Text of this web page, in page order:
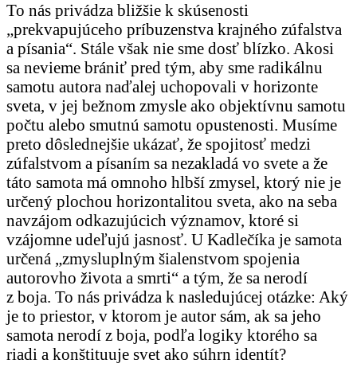
To nás privádza bližšie k skúsenosti
„prekvapujúceho príbuzenstva krajného zúfalstva
a písania“. Stále však nie sme dosť blízko. Akosi
sa nevieme brániť pred tým, aby sme radikálnu
samotu autora naďalej uchopovali v horizonte
sveta, v jej bežnom zmysle ako objektívnu samotu
počtu alebo smutnú samotu opustenosti. Musíme
preto dôslednejšie ukázať, že spojitosť medzi
zúfalstvom a písaním sa nezakladá vo svete a že
táto samota má omnoho hlbší zmysel, ktorý nie je
určený plochou horizontalitou sveta, ako na seba
navzájom odkazujúcich významov, ktoré si
vzájomne udeľujú jasnosť. U Kadlečíka je samota
určená „zmysluplným šialenstvom spojenia
autorovho života a smrti“ a tým, že sa nerodí
z boja. To nás privádza k nasledujúcej otázke: Aký
je to priestor, v ktorom je autor sám, ak sa jeho
samota nerodí z boja, podľa logiky ktorého sa
riadi a konštituuje svet ako súhrn identít?